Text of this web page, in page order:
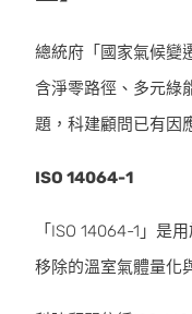
總統府「國家氣候變
含淨零路徑、多元綠
題，科建顧問已有因
ISO 14064-1
「ISO 14064-1」是
移除的溫室氣體量化